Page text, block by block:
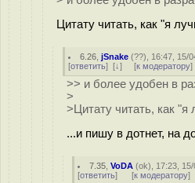
Цитату читать, как "я
6.26 ,jSnake (??), 16:47, 15/
[ответить] [↓] [к модератору]
>> и более удобен в
>
>Цитату читать, как
...и пишу в дотнет, на
7.35 ,VoDA (ok), 17:23,
[ответить] [к модератору]